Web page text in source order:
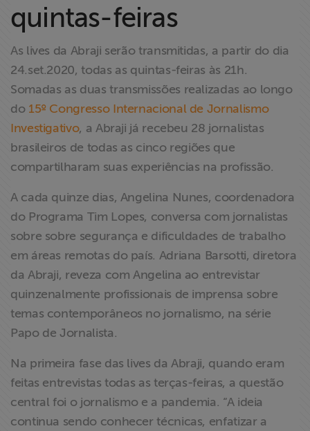
Documentários
dos
Associe-se
Doe para
ABRAJI
>> Conteúdo
exclusivo para
associados
Assine a nossa
newsletter
Fale Conosco
quintas-feiras
As lives da Abraji serão transmitidas, a partir do dia
24.set.2020, todas as quintas-feiras às 21h.
Somadas as duas transmissões realizadas ao longo
do 15º Congresso Internacional de Jornalismo
Investigativo, a Abraji já recebeu 28 jornalistas
brasileiros de todas as cinco regiões que
compartilharam suas experiências na profissão.
A cada quinze dias, Angelina Nunes, coordenadora
do Programa Tim Lopes, conversa com jornalistas
sobre sobre segurança e dificuldades de trabalho
em áreas remotas do país. Adriana Barsotti, diretora
da Abraji, reveza com Angelina ao entrevistar
quinzenalmente profissionais de imprensa sobre
temas contemporâneos no jornalismo, na série
Papo de Jornalista.
Na primeira fase das lives da Abraji, quando eram
feitas entrevistas todas as terças-feiras, a questão
central foi o jornalismo e a pandemia. “A ideia
continua sendo conhecer técnicas, enfatizar a